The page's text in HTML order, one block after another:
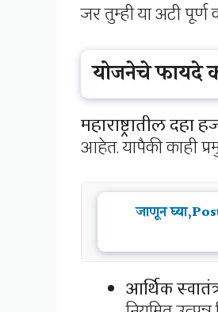
जर तुम्ही या अटी
योजनेचे फायदे
महाराष्ट्रातील दहा
आहेत. यापैकी काही
जाणून
आर्थिक